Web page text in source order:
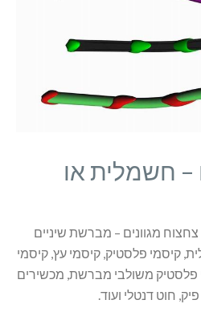
– חשמלית או
מגוונים – מברשת שיניים
קיסמי פלסטיק, קיסמי עץ, קיסמי
פלסטיק משולבי מברשת, מכשירים
פיק, חוט דנטלי ועוד.